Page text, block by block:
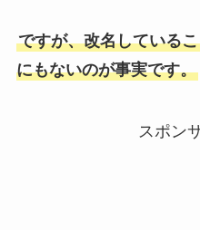
ですが、改名している
にもないのが事実です。
スポン